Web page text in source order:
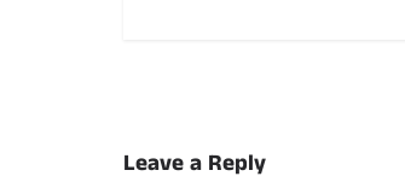
Leave a Reply